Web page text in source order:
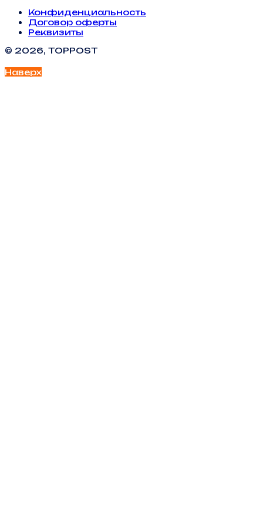
Конфиденциальность
Договор оферты
Реквизиты
© 2026, TOPPOST
Наверх